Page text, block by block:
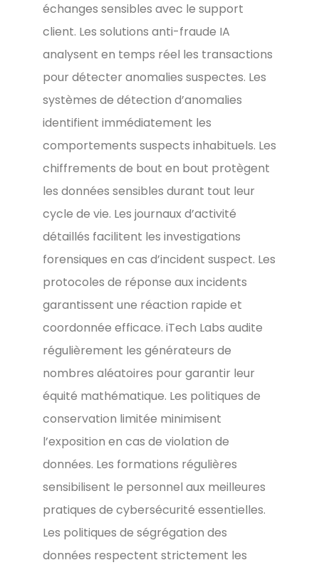
échanges sensibles avec le support
client. Les solutions anti-fraude IA
analysent en temps réel les transactions
pour détecter anomalies suspectes. Les
systèmes de détection d’anomalies
identifient immédiatement les
comportements suspects inhabituels. Les
chiffrements de bout en bout protègent
les données sensibles durant tout leur
cycle de vie. Les journaux d’activité
détaillés facilitent les investigations
forensiques en cas d’incident suspect. Les
protocoles de réponse aux incidents
garantissent une réaction rapide et
coordonnée efficace. iTech Labs audite
régulièrement les générateurs de
nombres aléatoires pour garantir leur
équité mathématique. Les politiques de
conservation limitée minimisent
l’exposition en cas de violation de
données. Les formations régulières
sensibilisent le personnel aux meilleures
pratiques de cybersécurité essentielles.
Les politiques de ségrégation des
données respectent strictement les